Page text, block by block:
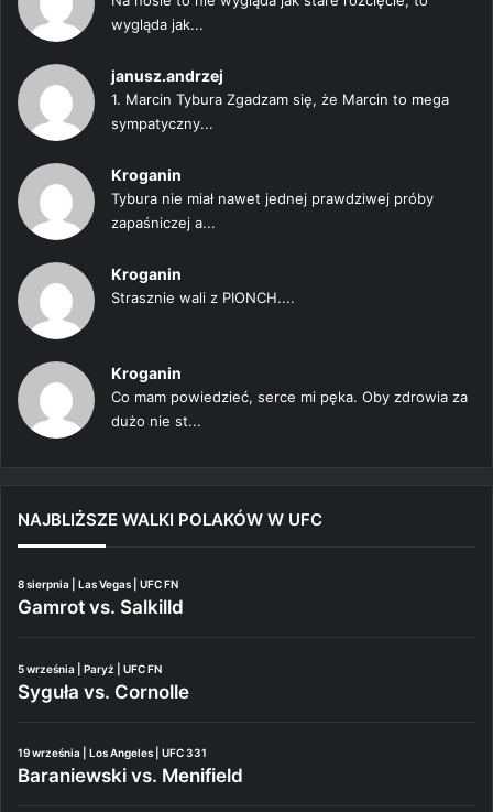
wygląda jak...
janusz.andrzej
1. Marcin Tybura Zgadzam się, że Marcin to mega
sympatyczny...
Kroganin
Tybura nie miał nawet jednej prawdziwej próby
zapaśniczej a...
Kroganin
Strasznie wali z PIONCH....
Kroganin
Co mam powiedzieć, serce mi pęka. Oby zdrowia za
dużo nie st...
NAJBLIŻSZE WALKI POLAKÓW W UFC
8 sierpnia | Las Vegas | UFC FN
Gamrot vs. Salkilld
5 września | Paryż | UFC FN
Syguła vs. Cornolle
19 września | Los Angeles | UFC 331
Baraniewski vs. Menifield